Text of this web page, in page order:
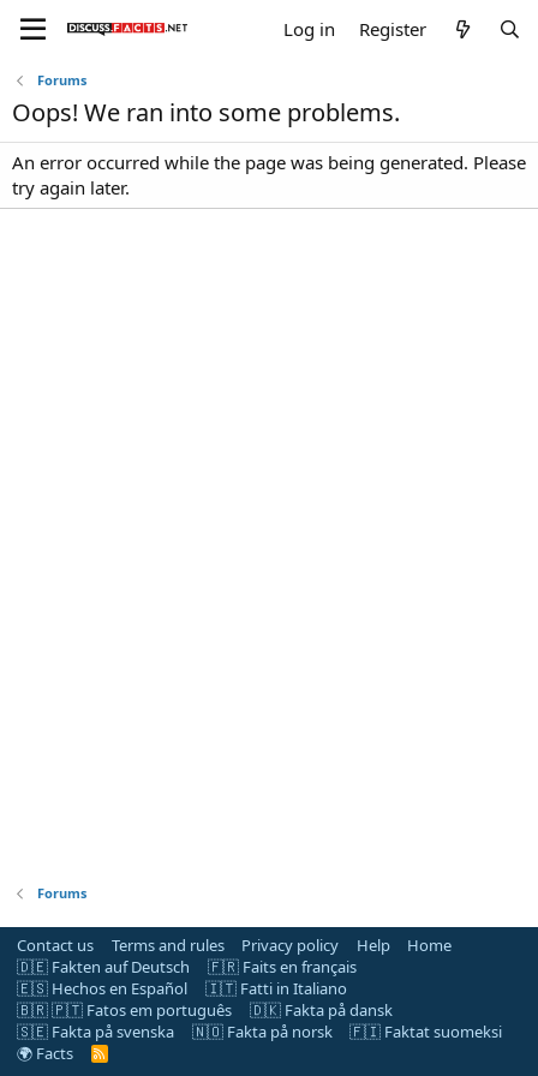
Log in Register
Forums
Oops! We ran into some problems.
An error occurred while the page was being generated. Please
try again later.
Forums
Contact us Terms and rules Privacy policy Help
Home
🇩🇪 Fakten auf Deutsch
🇫🇷 Faits en français
🇪🇸 Hechos en Español
🇮🇹 Fatti in Italiano
🇧🇷 🇵🇹 Fatos em português
🇩🇰 Fakta på dansk
🇸🇪 Fakta på svenska
🇳🇴 Fakta på norsk
🇫🇮 Faktat suomeksi
🌍 Facts
R